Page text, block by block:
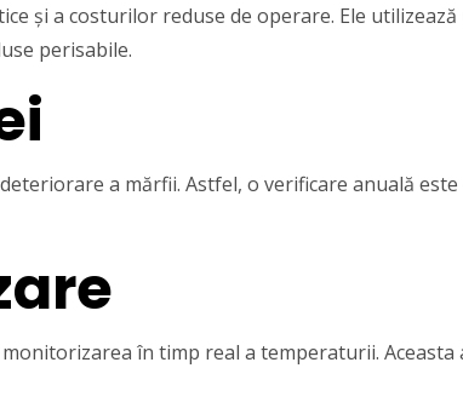
și a costurilor reduse de operare. Ele
perisabile.
a mărfii. Astfel, o verificare anuală este
în timp real a temperaturii. Aceasta